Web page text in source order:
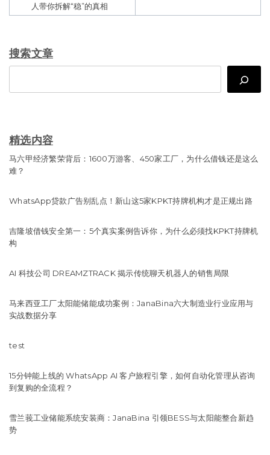
人带你拆解“稳”的真相
搜索文章
精选内容
马六甲经济繁荣背后：1600万游客、450家工厂，为什么借钱还是这么
难？
WhatsApp贷款广告别乱点！新山这5家KPKT持牌机构才是正规出路
吉隆坡借钱安全第一：5个真实案例告诉你，为什么必须找KPKT持牌机
构
AI 科技公司 DREAMZTRACK 揭示传统聊天机器人的销售局限
马来西亚工厂太阳能储能成功案例：JanaBina六大制造业行业应用与
实战数据分享
test
15分钟能上线的 WhatsApp AI 客户旅程引擎，如何自动化管理从咨询
到复购的全流程？
雪兰莪工业储能系统安装商：JanaBina 引领BESS与太阳能整合新趋
势